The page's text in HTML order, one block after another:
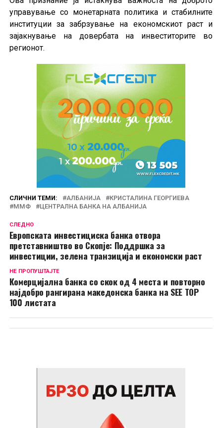
управување со монетарната политика и стабилните
институции за забрзување на економскиот раст и
зајакнување на довербата на инвеститорите во
регионот.
СЛИЧНИ ТЕМИ: АЛБАНИЈА
КРИСТАЛИНА ГЕОРГИЕВА
ММФ
ЦЕНТРАЛНА БАНКА НА АЛБАНИЈА
СЛЕДНО
Европската инвестициска банка отвора
претставништво во Скопје: Поддршка за
инвестиции, зелена транзиција и економски раст
НЕ ПРОПУШТАЈТЕ
Комерцијална банка со скок од 4 места и повторно
најдобро рангирана македонска банка на SEE TOP
100 листата